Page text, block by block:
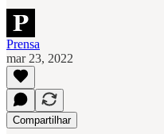
Prensa
mar 23, 2022
Compartilhar